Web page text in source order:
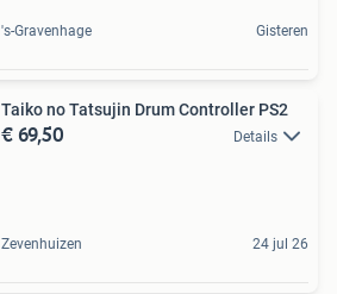
's-Gravenhage Gisteren
Taiko no Tatsujin Drum Controller PS2
€ 69,50 Details
Zevenhuizen 24 jul 26